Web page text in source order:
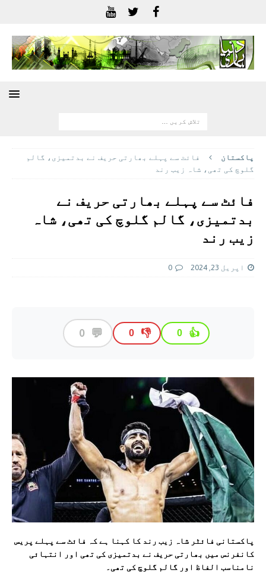
پاکستان
فائٹ سے پہلے بھارتی حریف نے بدتمیزی، گالم
گلوچ کی تھی، شاہ زیب رند
فائٹ سے پہلے بھارتی حریف نے
بدتمیزی، گالم گلوچ کی تھی، شاہ
زیب رند
اپریل 23, 2024 0
👍
0
👎
0
💬
0
پاکستانی فائٹر شاہ زیب رند کا کہنا ہے کہ فائٹ سے پہلے پریس
کانفرنس میں بھارتی حریف نے بدتمیزی کی تھی اور انتہائی
نامناسب الفاظ اور گالم گلوچ کی تھی۔